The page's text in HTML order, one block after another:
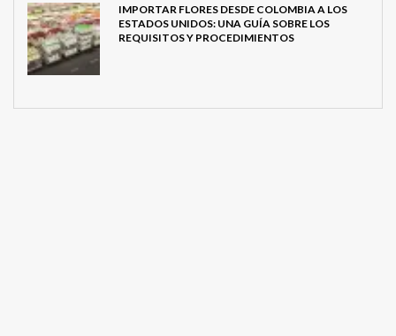
IMPORTAR FLORES DESDE COLOMBIA A LOS
ESTADOS UNIDOS: UNA GUÍA SOBRE LOS
REQUISITOS Y PROCEDIMIENTOS